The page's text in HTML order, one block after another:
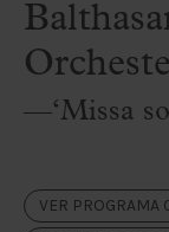
—‘Missa
VER PROGRAMA